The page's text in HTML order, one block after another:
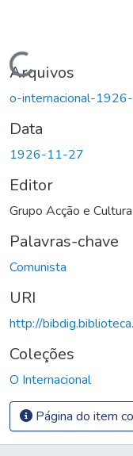
Carregando...
Arquivos
o-internacional-
Data
1926-11-27
Editor
Grupo Acção e Cultura
Palavras-chave
Comunista
URI
http://
Coleções
O Internacional
Página do item